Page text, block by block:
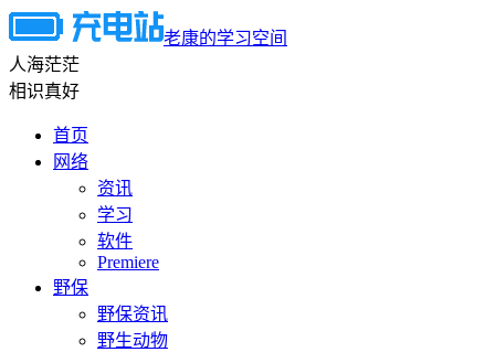
老康的学习空间
人海茫茫
相识真好
首页
网络
资讯
学习
软件
Premiere
野保
野保资讯
野生动物